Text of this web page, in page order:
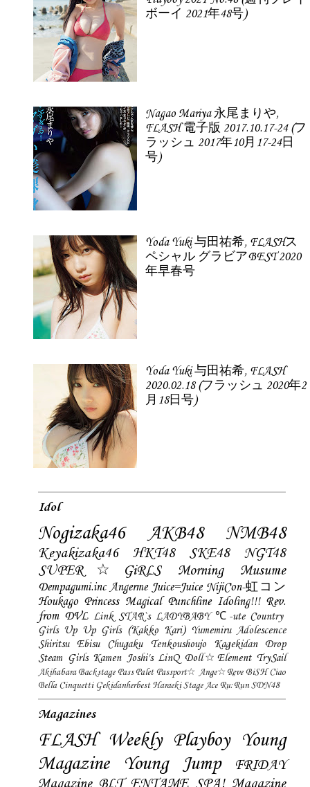
ボーイ 2021年48号)
Nagao Mariya 永尾まりや,
FLASH 電子版 2017.10.17-24 (フ
ラッシュ 2017年10月17-24日
号)
Yoda Yuki 与田祐希, FLASHス
ペシャル グラビアBEST 2020
年早春号
Yoda Yuki 与田祐希, FLASH
2020.02.18 (フラッシュ 2020年2
月18日号)
Idol
Nogizaka46 AKB48 NMB48
Keyakizaka46 HKT48 SKE48
NGT48
SUPER☆GiRLS
Morning Musume
Dempagumi.inc Angerme Juice=Juice NijiCon-虹コン
Houkago Princess Magical Punchline Idoling!!! Rev.
from DVL Link STAR`s LADYBABY ℃-ute Country
Girls Up Up Girls (Kakko Kari) Yumemiru Adolescence
Shiritsu Ebisu Chugaku
Tenkoushoujo Kagekidan
Drop
Steam Girls Kamen Joshi's LinQ Doll☆Element TrySail
Akihabara Backstage Pass Palet Passport☆ Ange☆Reve BiSH Ciao
Bella Cinquetti Gekidanherbest Haraeki Stage Ace Ru:Run SDN48
Magazines
FLASH Weekly Playboy Young
Magazine
Young Jump
FRIDAY